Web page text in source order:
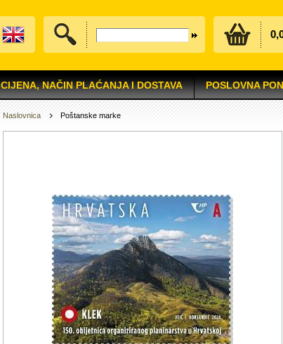
CIJENA, NAČIN PLAĆANJA I DOSTAVA POSLOVNA
Naslovnica Poštanske marke